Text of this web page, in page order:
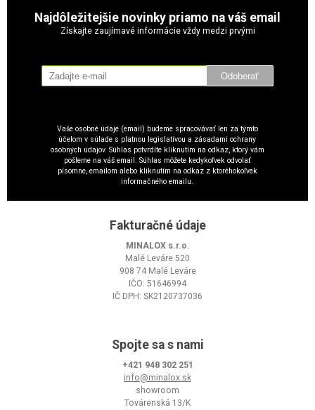
Najdôležitejšie novinky priamo na váš email
Získajte zaujímavé informácie vždy medzi prvými
Odoberať
Vaše osobné údaje (email) budeme spracovávať len za týmto
účelom v súlade s platnou legislatívou a zásadami ochrany
osobných údajov. Súhlas potvrdíte kliknutím na odkaz, ktorý vám
pošleme na váš email. Súhlas môžete kedykoľvek odvolať
písomne, emailom alebo kliknutím na odkaz z ktoréhokoľvek
informačného emailu.
Fakturačné údaje
MINALOX s.r.o.
Malé Leváre 520
908 74 Malé Leváre
IČO: 51646994
IČ DPH: SK2120737036
Spojte sa s nami
+421 948 302 251
info@minalox.sk
showroom
Továrenská 13/K